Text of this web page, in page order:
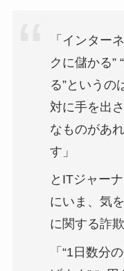
「インター
クに儲かる”
る”というの
対に手を出
なものがあ
す」
とITジャー
にいま、気
に関する詐
「“1日数分